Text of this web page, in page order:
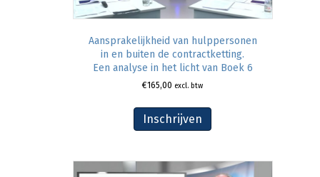
Aansprakelijkheid van hulppersonen
in en buiten de contractketting.
Een analyse in het licht van Boek 6
€165,00 excl. btw
Inschrijven